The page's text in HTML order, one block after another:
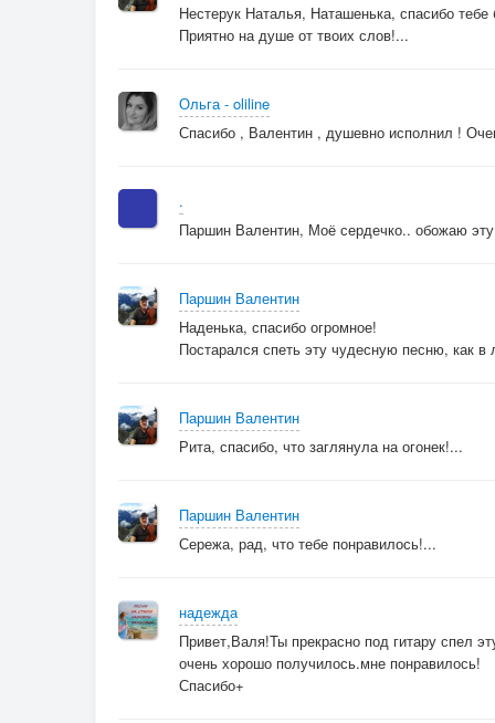
Нестерук Наталья, Наташенька, спасибо
Приятно на душе от твоих слов!...
Ольга - oliline
Спасибо , Валентин , душевно исполнил !
.
Паршин Валентин, Моё сердечко.. обожаю
Паршин Валентин
Наденька, спасибо огромное!
Постарался спеть эту чудесную песню, как в
Паршин Валентин
Рита, спасибо, что заглянула на огонек!...
Паршин Валентин
Сережа, рад, что тебе понравилось!...
надежда
Привет,Валя!Ты прекрасно под гитару спел
очень хорошо получилось.мне понравилось!
Спасибо+